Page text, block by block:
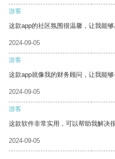
游客
这款app的社区氛围很温馨，让我能够
2024-09-05
游客
这款app就像我的财务顾问，让我能够
2024-09-05
游客
这款软件非常实用，可以帮助我解决
2024-09-05